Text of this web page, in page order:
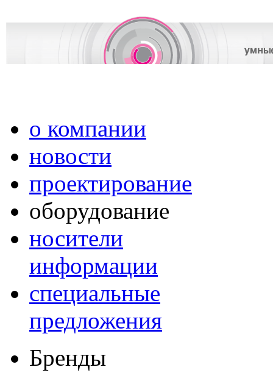
о компании
новости
проектирование
оборудование
носители
информации
специальные
предложения
Бренды